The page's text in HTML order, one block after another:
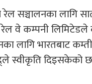
रेल सञ्चालनका लागि
वे कम्पनी लिमिटेडले
लागि भारतबाट
स्वीकृति